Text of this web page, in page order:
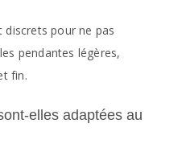
discrets pour ne pas
pendantes légères,
fin.
elles adaptées au